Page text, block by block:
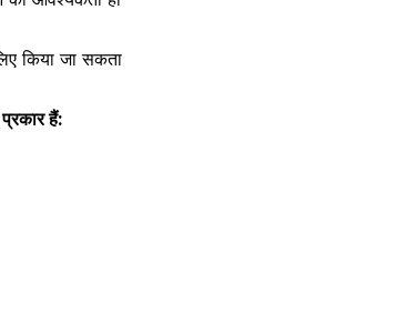
किया जा सकता
हैं: